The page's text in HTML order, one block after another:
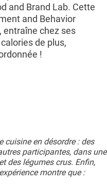
and Brand Lab. Cette
and Behavior
entraîne chez ses
de plus,
!
cuisine en désordre : des
participantes, dans une
des légumes crus. Enfin,
montre que :